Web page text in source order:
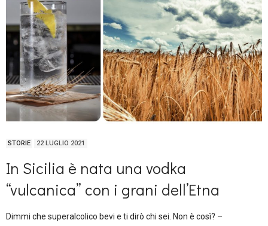
STORIE 22 LUGLIO 2021
In Sicilia è nata una vodka
“vulcanica” con i grani dell’Etna
Dimmi che superalcolico bevi e ti dirò chi sei. Non è così? –